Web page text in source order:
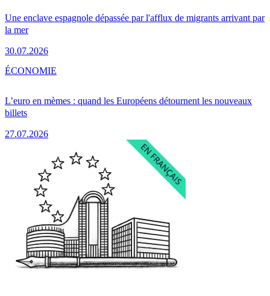
Une enclave espagnole dépassée par l'afflux de migrants arrivant par
la mer
30.07.2026
L’euro en mèmes : quand les Européens détournent les nouveaux
billets
27.07.2026
ÉCONOMIE